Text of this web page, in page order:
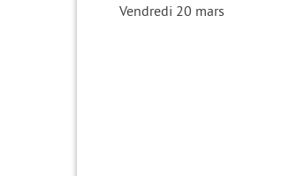
Vendredi 20 mars